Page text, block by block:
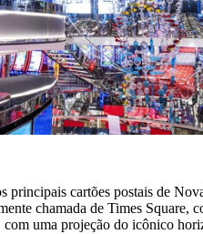
principais cartões postais de
chamada de Times
com uma projeção do icônico